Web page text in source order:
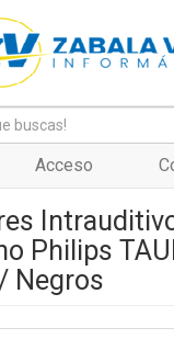
Acceso
Philips
Negros